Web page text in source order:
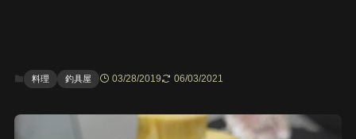
料理 釣具屋 03/28/2019 06/03/2021